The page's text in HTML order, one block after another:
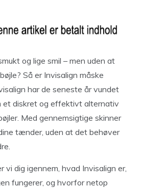
og lige smil – men uden at
Så er Invisalign måske
har de seneste år vundet
et diskret og effektivt alternativ
Med gennemsigtige skinner
tænder, uden at det behøver
vi dig igennem, hvad Invisalign er,
fungerer, og hvorfor netop